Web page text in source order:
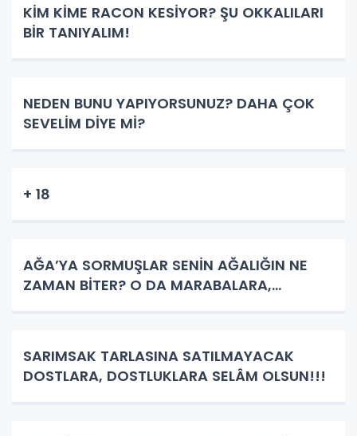
KİM KİME RACON KESİYOR? ŞU OKKALILARI
BİR TANIYALIM!
NEDEN BUNU YAPIYORSUNUZ? DAHA ÇOK
SEVELİM DİYE Mİ?
+ 18
AĞA’YA SORMUŞLAR SENİN AĞALIĞIN NE
ZAMAN BİTER? O DA MARABALARA,...
SARIMSAK TARLASINA SATILMAYACAK
DOSTLARA, DOSTLUKLARA SELÂM OLSUN!!!